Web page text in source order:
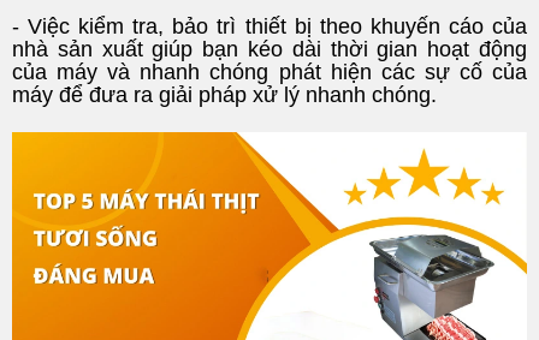
- Việc kiểm tra, bảo trì thiết bị theo khuyến cáo của
nhà sản xuất giúp bạn kéo dài thời gian hoạt động
của máy và nhanh chóng phát hiện các sự cố của
máy để đưa ra giải pháp xử lý nhanh chóng.